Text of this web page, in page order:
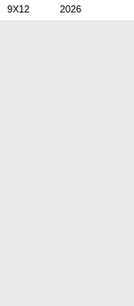
9X12 2026